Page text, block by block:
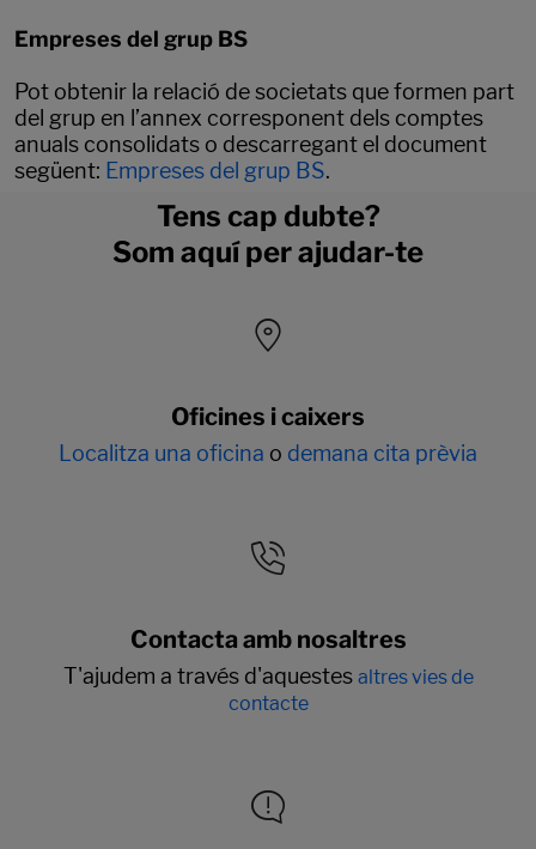
Empreses del grup BS
Pot obtenir la relació de societats que formen part
del grup en l’annex corresponent dels comptes
anuals consolidats o descarregant el document
següent: Empreses del grup BS.
Tens cap dubte?
Som aquí per ajudar-te
Oficines i caixers
Localitza una oficina o demana cita prèvia
Contacta amb nosaltres
T'ajudem a través d'aquestes altres vies de
contacte